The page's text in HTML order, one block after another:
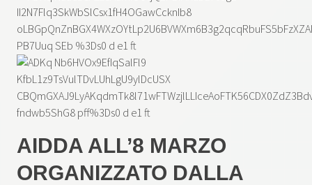
AIDDA ALL’8 MARZO
ORGANIZZATO DALLA